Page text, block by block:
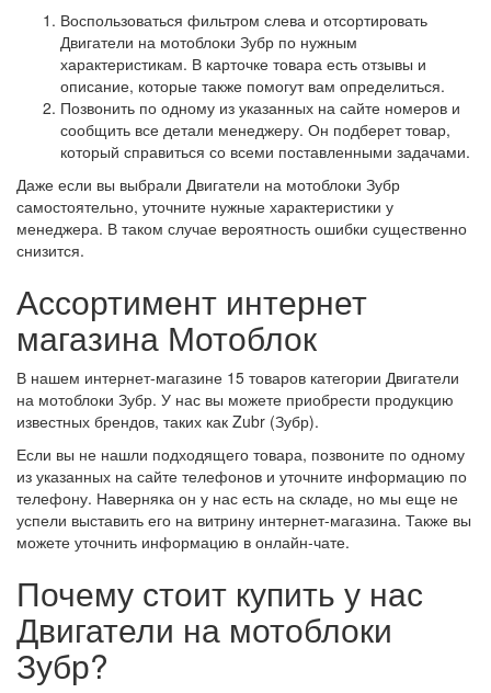
Воспользоваться фильтром слева и отсортировать
Двигатели на мотоблоки Зубр по нужным
характеристикам. В карточке товара есть отзывы и
описание, которые также помогут вам определиться.
Позвонить по одному из указанных на сайте номеров и
сообщить все детали менеджеру. Он подберет товар,
который справиться со всеми поставленными задачами.
Даже если вы выбрали Двигатели на мотоблоки Зубр
самостоятельно, уточните нужные характеристики у
менеджера. В таком случае вероятность ошибки существенно
снизится.
Ассортимент интернет
магазина Мотоблок
В нашем интернет-магазине 15 товаров категории Двигатели
на мотоблоки Зубр. У нас вы можете приобрести продукцию
известных брендов, таких как Zubr (Зубр).
Если вы не нашли подходящего товара, позвоните по одному
из указанных на сайте телефонов и уточните информацию по
телефону. Наверняка он у нас есть на складе, но мы еще не
успели выставить его на витрину интернет-магазина. Также вы
можете уточнить информацию в онлайн-чате.
Почему стоит купить у нас
Двигатели на мотоблоки
Зубр?